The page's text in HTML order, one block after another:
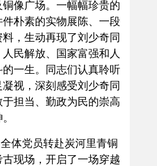
像广场。一幅幅珍贵的
朴素的实物展陈、一段
，生动再现了刘少奇同
民解放、国家富强和人
一生。同志们认真聆听
视，深刻感受刘少奇同
担当、勤政为民的崇高
体党员转赴炭河里青铜
现场，开启了一场穿越